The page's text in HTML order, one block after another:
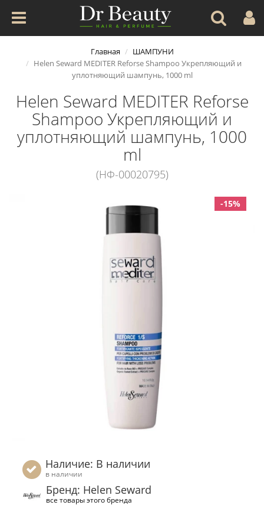
Главная
ШАМПУНИ
Helen Seward MEDITER Reforse Shampoo Укрепляющий и
уплотняющий шампунь, 1000 ml
Helen Seward MEDITER Reforse
Shampoo Укрепляющий и
уплотняющий шампунь, 1000
ml
(НФ-00020795)
-15%
Наличие: В наличии
в наличии
Бренд: Helen Seward
все товары этого бренда